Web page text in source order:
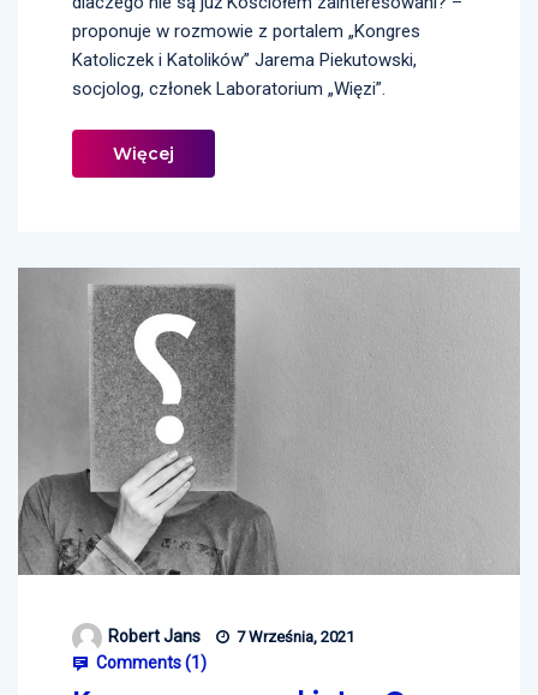
proponuje w rozmowie z portalem „Kongres
Katoliczek i Katolików” Jarema Piekutowski,
socjolog, członek Laboratorium „Więzi”.
Więcej
Robert Jans 7 Września, 2021
Comments (1 )